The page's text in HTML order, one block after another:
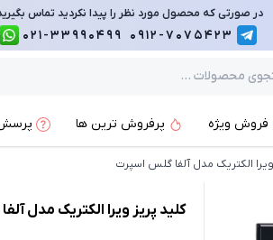
در صورتی که محصول مورد نظر را پیدا نکردید تماس
0912-7075423
021-33990499
فروش ویژه پرفروش ترین ها
الکتریک مدل آلفا گلس اسپرت
کلید پریز ویرا الکتریک مدل